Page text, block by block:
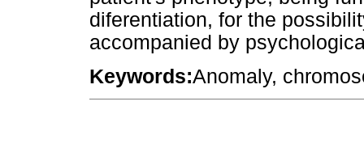
diferentiation, for the
accompanied by
Keywords:Anomaly,